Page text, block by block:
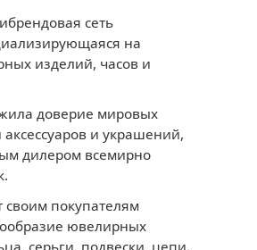
сеть
на
изделий, часов и
доверие мировых
и украшений,
дилером всемирно
своим покупателям
ювелирных
серьги, подвески, цепи,